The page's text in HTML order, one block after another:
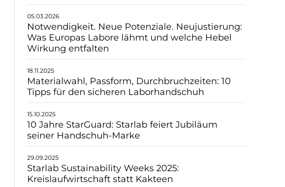
05.03.2026
Notwendigkeit. Neue Potenziale. Neujustierung:
Was Europas Labore lähmt und welche Hebel
Wirkung entfalten
18.11.2025
Materialwahl, Passform, Durchbruchzeiten: 10
Tipps für den sicheren Laborhandschuh
15.10.2025
10 Jahre StarGuard: Starlab feiert Jubiläum
seiner Handschuh-Marke
29.09.2025
Starlab Sustainability Weeks 2025:
Kreislaufwirtschaft statt Kakteen